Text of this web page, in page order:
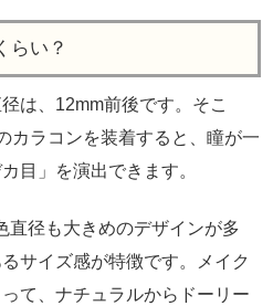
らい？
は、12mm前後です。そこ
カラコンを装着すると、瞳が一
目」を演出できます。
直径も大きめのデザインが多
サイズ感が特徴です。メイク
て、ナチュラルからドーリー